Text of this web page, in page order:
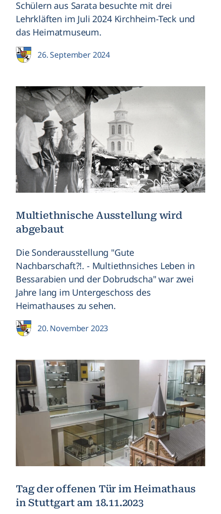
Schülern aus Sarata besuchte mit drei
Lehrkläften im Juli 2024 Kirchheim-Teck und
das Heimatmuseum.
26. September 2024
Multiethnische Ausstellung wird
abgebaut
Die Sonderausstellung "Gute
Nachbarschaft?!. - Multiethnsiches Leben in
Bessarabien und der Dobrudscha" war zwei
Jahre lang im Untergeschoss des
Heimathauses zu sehen.
20. November 2023
Tag der offenen Tür im Heimathaus
in Stuttgart am 18.11.2023